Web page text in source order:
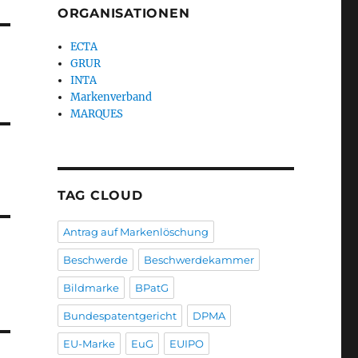
ORGANISATIONEN
ECTA
GRUR
INTA
Markenverband
MARQUES
TAG CLOUD
Antrag auf Markenlöschung
Beschwerde Beschwerdekammer
Bildmarke BPatG
Bundespatentgericht DPMA
EU-Marke EuG EUIPO